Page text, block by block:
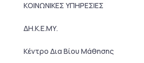
ΚΟΙΝΩΝΙΚΕΣ ΥΠΗΡΕΣΙΕΣ
ΔΗ.Κ.Ε.ΜΥ.
Κέντρο Δια Βίου Μάθησης